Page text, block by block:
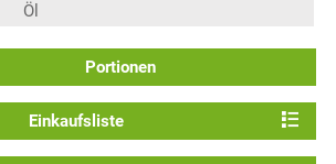
Öl
Portionen
Einkaufsliste